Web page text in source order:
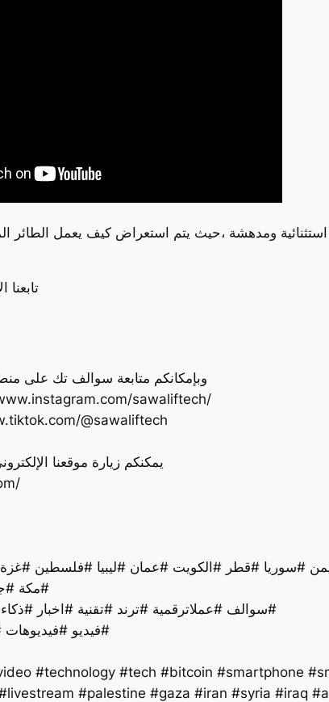
ومدهشة ،حيث يتم استعراض كيف يعمل
تابعنا
وبإمكانكم متابعة سوالف تك على
sawaliftech/
@sawaliftech
يمكنكم زيارة موقعنا
#مكة
سوالف #عملاترقمية #ترند #تقنية #اخبار #ذكاءاصطناعي #تكنولوجيا #لايك#
فيديو #فيديوهات #لايك #لايكات #خبر #اخبار#
#technology #tech #bitcoin #smartphone
#palestine #gaza #iran #syria #iraq